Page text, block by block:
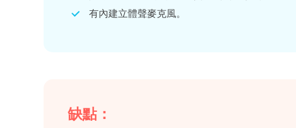
有內建立體聲麥克風。
缺點：